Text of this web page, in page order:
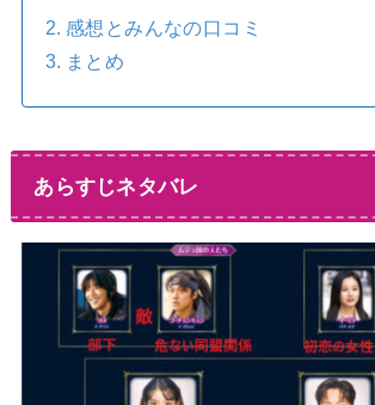
感想とみんなの口コミ
まとめ
あらすじネタバレ